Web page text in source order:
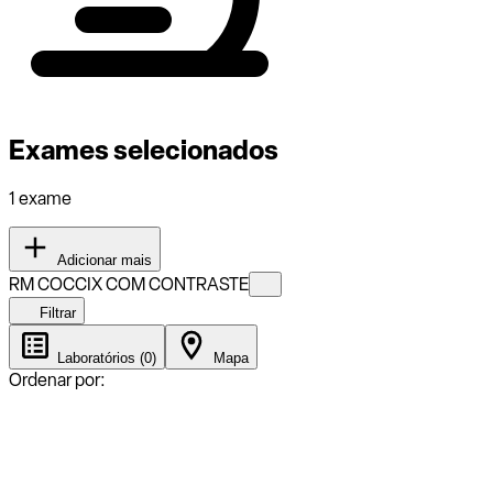
Exames selecionados
1 exame
Adicionar mais
RM COCCIX COM CONTRASTE
Filtrar
Laboratórios (0) Mapa
Ordenar por: